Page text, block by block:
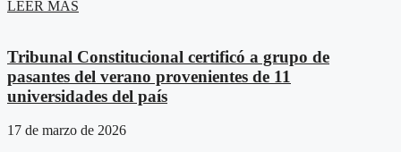
LEER MÁS
Tribunal Constitucional certificó a grupo de
pasantes del verano provenientes de 11
universidades del país
17 de marzo de 2026